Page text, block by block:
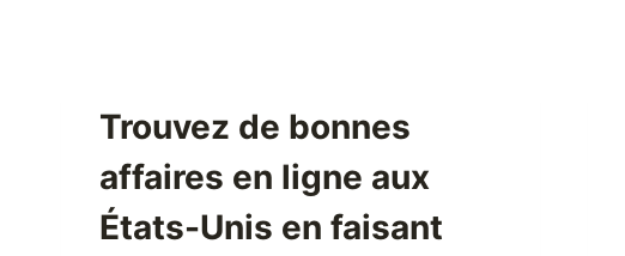
Trouvez de bonnes
affaires en ligne aux
États-Unis en faisant